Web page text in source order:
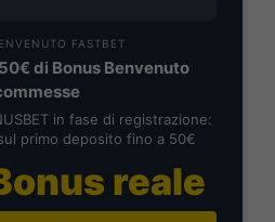
FASTBET
di Bonus Benvenuto
in fase di registrazione:
primo deposito fino a 50€
reale